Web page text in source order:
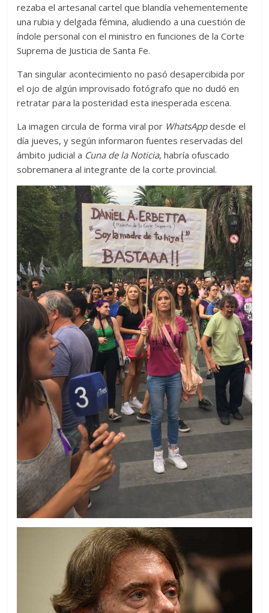
rezaba el artesanal cartel que blandía vehementemente
una rubia y delgada fémina, aludiendo a una cuestión de
índole personal con el ministro en funciones de la Corte
Suprema de Justicia de Santa Fe.
Tan singular acontecimiento no pasó desapercibida por
el ojo de algún improvisado fotógrafo que no dudó en
retratar para la posteridad esta inesperada escena.
La imagen circula de forma viral por WhatsAppdesde el
día jueves, y según informaron fuentes reservadas del
ámbito judicial a Cuna de la Noticia, habría ofuscado
sobremanera al integrante de la corte provincial.